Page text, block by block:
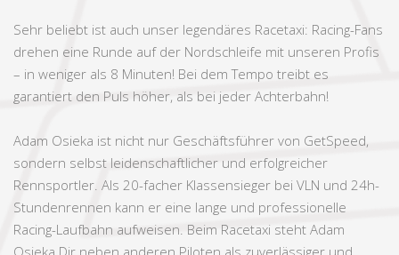
Sehr beliebt ist auch unser legendäres Racetaxi: Racing-Fans
drehen eine Runde auf der Nordschleife mit unseren Profis
– in weniger als 8 Minuten! Bei dem Tempo treibt es
garantiert den Puls höher, als bei jeder Achterbahn!
Adam Osieka ist nicht nur Geschäftsführer von GetSpeed,
sondern selbst leidenschaftlicher und erfolgreicher
Rennsportler. Als 20-facher Klassensieger bei VLN und 24h-
Stundenrennen kann er eine lange und professionelle
Racing-Laufbahn aufweisen. Beim Racetaxi steht Adam
Osieka Dir neben anderen Piloten als zuverlässiger und